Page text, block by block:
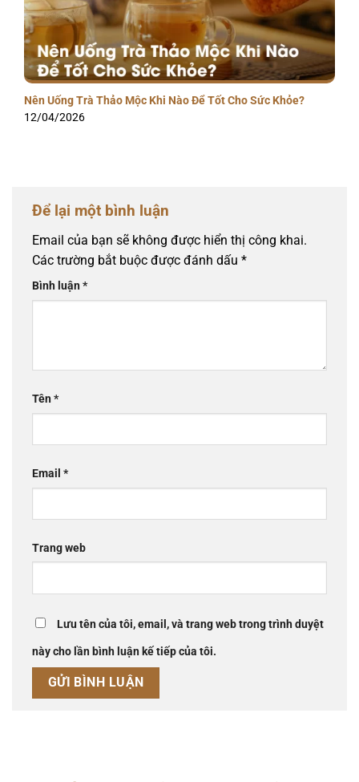
Nên Uống Trà Thảo Mộc Khi Nào Để Tốt Cho Sức Khỏe?
12/04/2026
Để lại một bình luận
Email của bạn sẽ không được hiển thị công khai.
Các trường bắt buộc được đánh dấu *
Bình luận*
Tên*
Email *
Trang web
Lưu tên của tôi, email, và trang web trong trình duyệt
này cho lần bình luận kế tiếp của tôi.